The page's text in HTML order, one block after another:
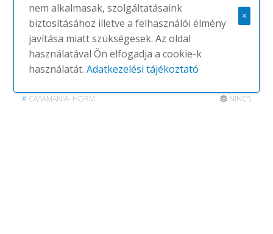
# CASAMANIA- HORM NINCS
nem alkalmasak, szolgáltatásaink
biztosításához illetve a felhasználói élmény
javítása miatt szükségesek. Az oldal
használatával Ön elfogadja a cookie-k
használatát.Adatkezelési tájékoztató
×